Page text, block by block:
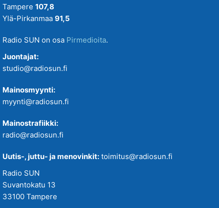
Tampere 107,8
Ylä-Pirkanmaa 91,5
Radio SUN on osa Pirmedioita.
Juontajat:
studio@radiosun.fi
Mainosmyynti:
myynti@radiosun.fi
Mainostrafiikki:
radio@radiosun.fi
Uutis-, juttu- ja menovinkit: toimitus@radiosun.fi
Radio SUN
Suvantokatu 13
33100 Tampere